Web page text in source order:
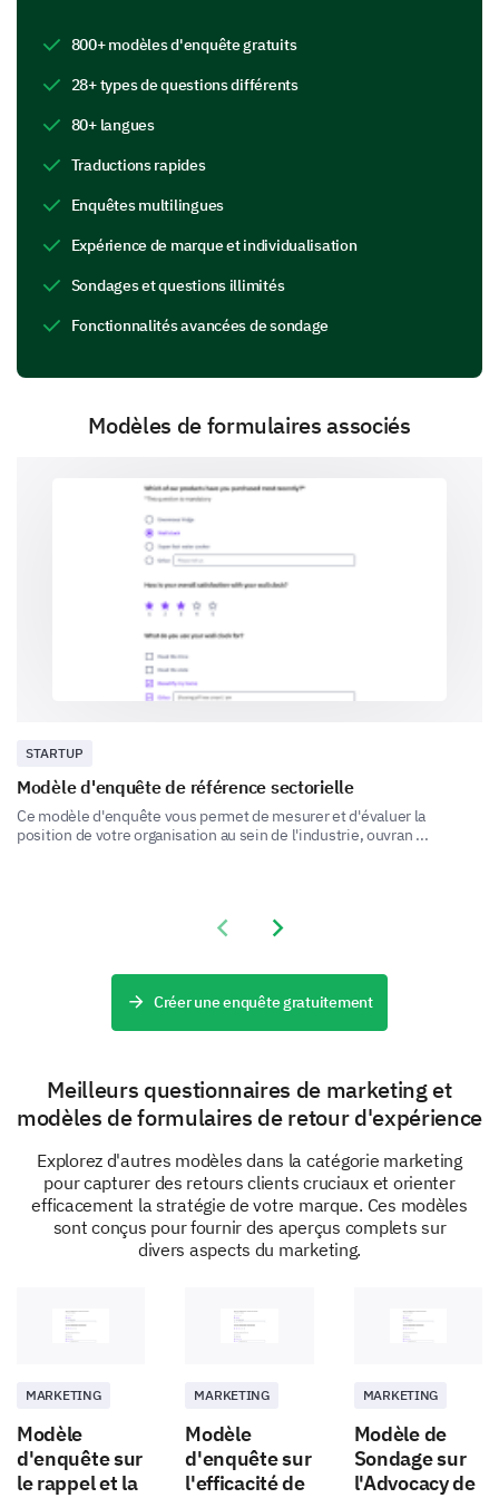
Qu'est-ce qui vous a attiré vers notre marque ?
(Sélectionnez tout ce qui s'applique)
2. Réputation de la marque
3. Avis des clients
4. Prix
5. Promotions/Remises
6. Recommandations
Approfondissons votre expérience
Vos retours détaillés nous aideront à identifier ce que
nous faisons bien et les domaines où nous pouvons
nous améliorer.
Comment évalueriez-vous la qualité de nos
produits/services ?
1. (Qualité du produit/service)
2. (Cohérence)
3. (Rapport qualité-prix)
4. (Variété)
5. (Innovation)
Quelle est votre satisfaction vis-à-vis de notre
1 2 3
Résolution de problème
Attitude du personnel
Comprendre votre niveau d'engagement nous aide à
mieux vous connecter et à améliorer notre relation.
À quelle fréquence interagissez-vous avec
800+ modèles d'enquête gratuits
28+ types de questions différents
80+ langues
Traductions rapides
Enquêtes multilingues
Expérience de marque et individualisation
Sondages et questions illimités
Fonctionnalités avancées de sondage
Modèles de formulaires associés
STARTUP
Modèle d'enquête de référence sectorielle
Ce modèle d'enquête vous permet de mesurer et d'évaluer la
position de votre organisation au sein de l'industrie, ouvran ...
Previous slide
Next slide
Créer une enquête gratuitement
Meilleurs questionnaires de marketing et
modèles de formulaires de retour d'expérience
Explorez d'autres modèles dans la catégorie marketing
pour capturer des retours clients cruciaux et orienter
efficacement la stratégie de votre marque. Ces modèles
sont conçus pour fournir des aperçus complets sur
divers aspects du marketing.
MARKETING
Modèle
d'enquête sur
le rappel et la
MARKETING
Modèle
d'enquête sur
l'efficacité de
MARKETING
Modèle de
Sondage sur
l'Advocacy de